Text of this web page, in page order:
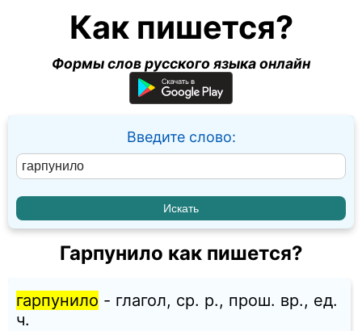
Как пишется?
Формы слов русского языка онлайн
Введите слово:
Гарпунило как пишется?
гарпунило - глагол, ср. p., прош. вр., ед.
ч.